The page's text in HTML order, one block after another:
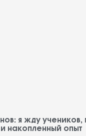
я жду учеников,
накопленный опыт